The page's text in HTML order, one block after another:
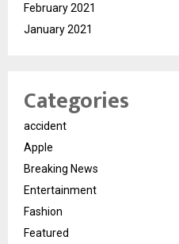
February 2021
January 2021
Categories
accident
Apple
Breaking News
Entertainment
Fashion
Featured